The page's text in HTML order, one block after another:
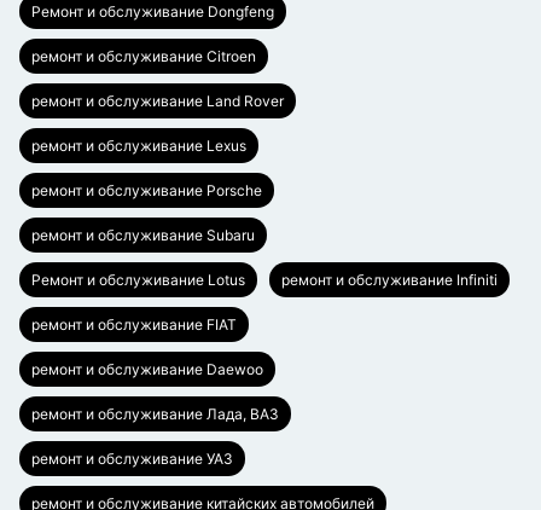
Ремонт и обслуживание Dongfeng
ремонт и обслуживание Citroen
ремонт и обслуживание Land Rover
ремонт и обслуживание Lexus
ремонт и обслуживание Porsche
ремонт и обслуживание Subaru
Ремонт и обслуживание Lotus ремонт и обслуживание Infiniti
ремонт и обслуживание FIAT
ремонт и обслуживание Daewoo
ремонт и обслуживание Лада, ВАЗ
ремонт и обслуживание УАЗ
ремонт и обслуживание китайских автомобилей